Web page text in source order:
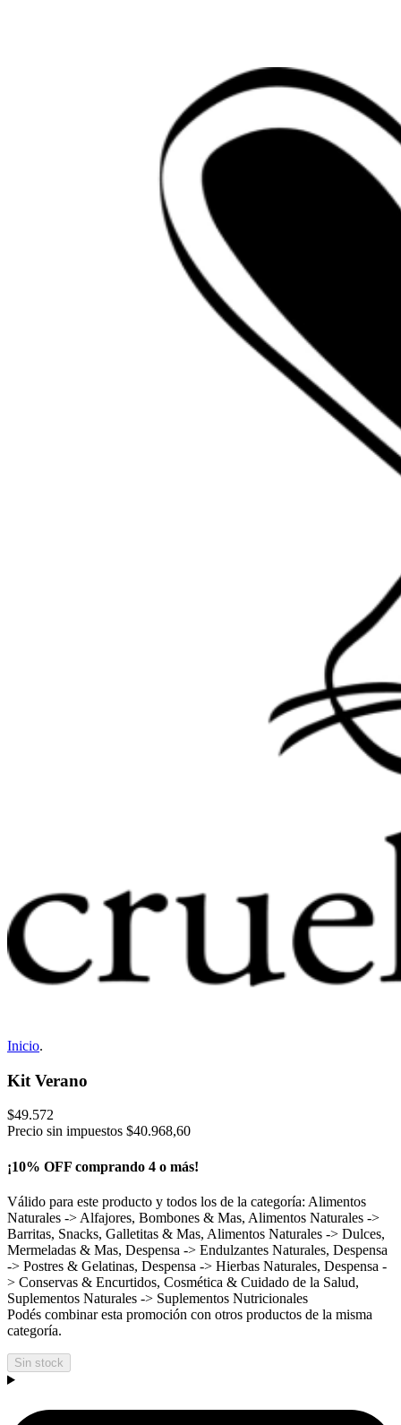
Inicio.
Kit Verano
$49.572
Precio sin impuestos $40.968,60
¡10% OFF comprando 4 o más!
Válido para este producto y todos los de la categoría: Alimentos
Naturales -> Alfajores, Bombones & Mas, Alimentos Naturales ->
Barritas, Snacks, Galletitas & Mas, Alimentos Naturales -> Dulces,
Mermeladas & Mas, Despensa -> Endulzantes Naturales, Despensa
-> Postres & Gelatinas, Despensa -> Hierbas Naturales, Despensa -
> Conservas & Encurtidos, Cosmética & Cuidado de la Salud,
Suplementos Naturales -> Suplementos Nutricionales
Podés combinar esta promoción con otros productos de la misma
categoría.
Sin stock